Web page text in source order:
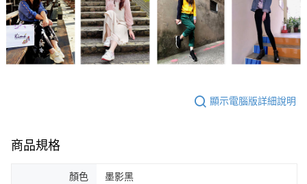
顯示電腦版詳細說明
商品規格
顏色 墨影黑